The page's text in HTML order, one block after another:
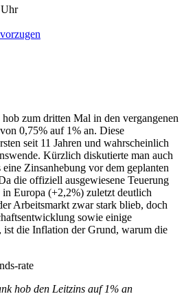
zum dritten Mal in den vergangenen
0,75% auf 1% an. Diese
seit 11 Jahren und wahrscheinlich
Kürzlich diskutierte man auch
Zinsanhebung vor dem geplanten
die offiziell ausgewiesene Teuerung
Europa (+2,2%) zuletzt deutlich
Arbeitsmarkt zwar stark blieb, doch
sowie einige
ist die Inflation der Grund, warum die
hob den Leitzins auf 1% an